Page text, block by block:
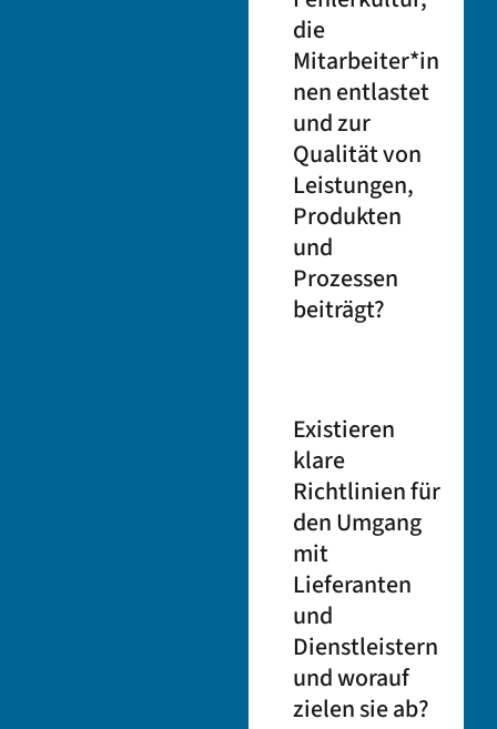
die
Mitarbeiter*in
nen entlastet
und zur
Qualität von
Leistungen,
Produkten
und
Prozessen
beiträgt?
Existieren
klare
Richtlinien für
den Umgang
mit
Lieferanten
und
Dienstleistern
und worauf
zielen sie ab?